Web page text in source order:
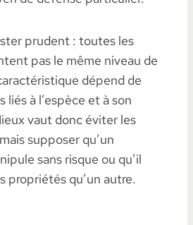
prudent : toutes les
pas le même niveau de
dépend de
à l’espèce et à son
vaut donc éviter les
supposer qu’un
sans risque ou qu’il
propriétés qu’un autre.